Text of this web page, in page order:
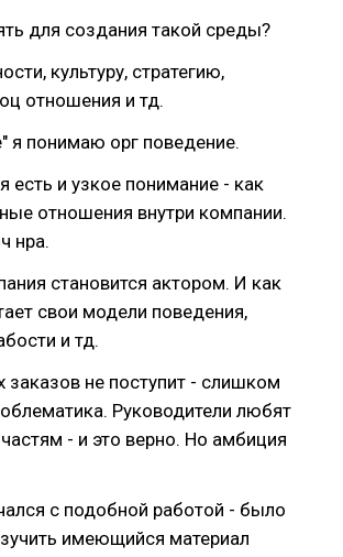
для создания такой среды?
культуру, стратегию,
отношения и тд.
я понимаю орг поведение.
есть и узкое понимание - как
отношения внутри компании.
нра.
становится актором. И как
свои модели поведения,
и тд.
заказов не поступит - слишком
Руководители любят
- и это верно. Но амбиция
с подобной работой - было
имеющийся материал